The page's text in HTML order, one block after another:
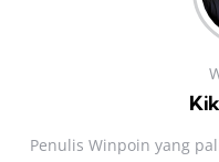
Penulis Winpoin yang